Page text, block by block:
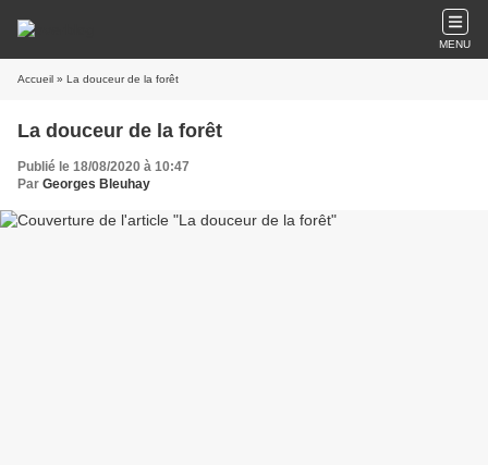
MENU
Accueil » La douceur de la forêt
La douceur de la forêt
Publié le 18/08/2020 à 10:47
Par Georges Bleuhay